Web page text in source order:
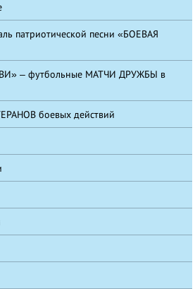
патриотической песни «БОЕВАЯ
– футбольные МАТЧИ ДРУЖБЫ в
боевых действий